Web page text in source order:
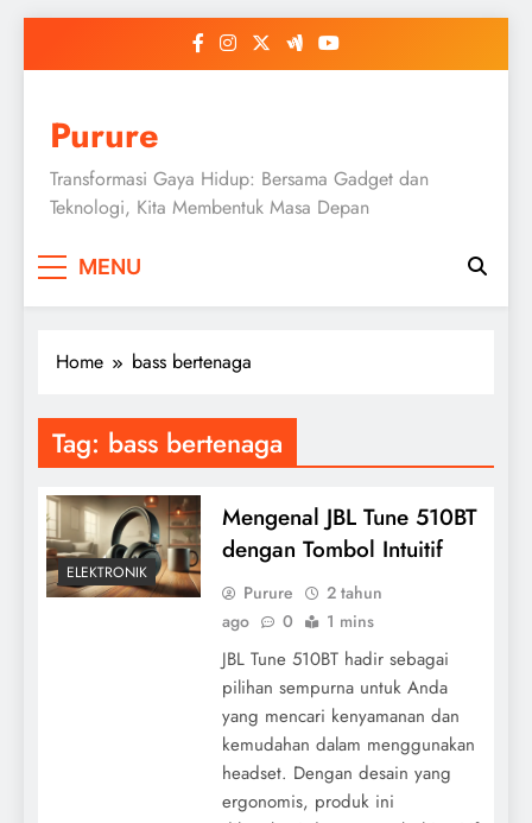
Purure
Transformasi Gaya Hidup: Bersama Gadget dan
Teknologi, Kita Membentuk Masa Depan
MENU
Home bass bertenaga
Tag: bass bertenaga
ELEKTRONIK
Mengenal JBL Tune 510BT
dengan Tombol Intuitif
Purure
2 tahun
ago
0 1 mins
JBL Tune 510BT hadir sebagai
pilihan sempurna untuk Anda
yang mencari kenyamanan dan
kemudahan dalam menggunakan
headset. Dengan desain yang
ergonomis, produk ini